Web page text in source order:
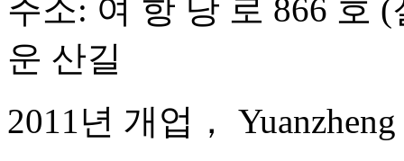
주소: 여 항 당 로 866 호
운 산길
2011년 개업，